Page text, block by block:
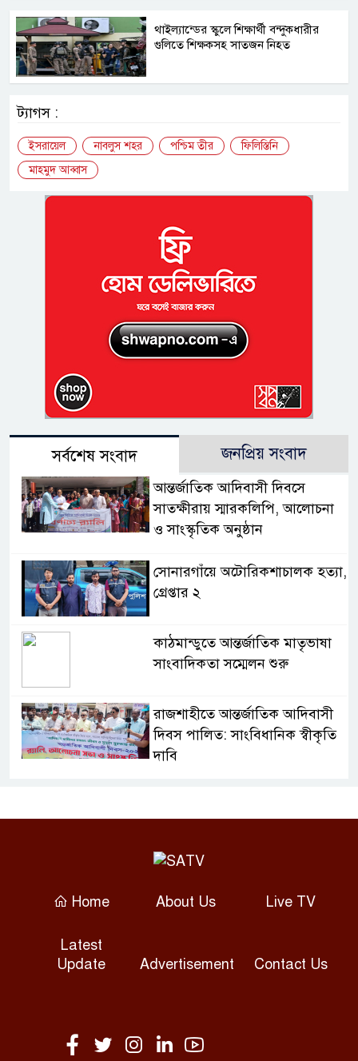
থাইল্যান্ডের স্কুলে শিক্ষার্থী বন্দুকধারীর
গুলিতে শিক্ষকসহ সাতজন নিহত
ট্যাগস :
ইসরায়েল নাবলুস শহর পশ্চিম তীর
ফিলিস্তিনি
মাহমুদ আব্বাস
সর্বশেষ সংবাদ জনপ্রিয় সংবাদ
আন্তর্জাতিক আদিবাসী দিবসে
সাতক্ষীরায় স্মারকলিপি, আলোচনা
ও সাংস্কৃতিক অনুষ্ঠান
সোনারগাঁয়ে অটোরিকশাচালক হত্যা,
গ্রেপ্তার ২
কাঠমান্ডুতে আন্তর্জাতিক মাতৃভাষা
সাংবাদিকতা সম্মেলন শুরু
রাজশাহীতে আন্তর্জাতিক আদিবাসী
দিবস পালিত: সাংবিধানিক স্বীকৃতি
দাবি
উন্নয়নে নেই কার্যকর উদ্যোগ
বান্দরবানে আন্তর্জাতিক আদিবাসী
অ্যাম্বুল্যান্সে ঢাকায় পাঠানো
লুটপাট করে গেছে : স্বাস্থ্য মন্ত্রী
Home About Us Live TV
Latest
Update
Advertisement Contact Us